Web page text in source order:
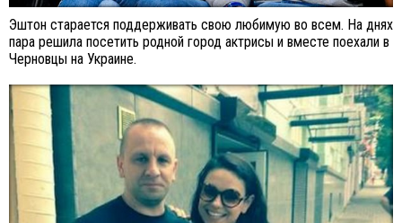
Эштон старается поддерживать свою любимую во всем. На днях
пара решила посетить родной город актрисы и вместе поехали в
Черновцы на Украине.